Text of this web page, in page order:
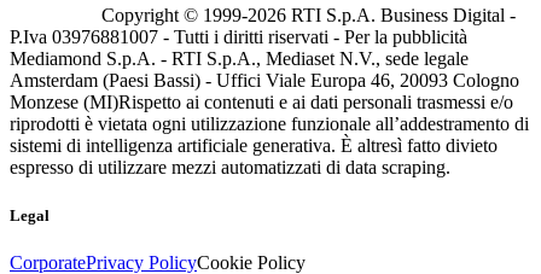
Copyright © 1999-2026 RTI S.p.A. Business Digital -
P.Iva 03976881007 - Tutti i diritti riservati - Per la pubblicità
Mediamond S.p.A. - RTI S.p.A., Mediaset N.V., sede legale
Amsterdam (Paesi Bassi) - Uffici Viale Europa 46, 20093 Cologno
Monzese (MI)Rispetto ai contenuti e ai dati personali trasmessi e/o
riprodotti è vietata ogni utilizzazione funzionale all’addestramento di
sistemi di intelligenza artificiale generativa. È altresì fatto divieto
espresso di utilizzare mezzi automatizzati di data scraping.
Legal
CorporatePrivacy PolicyCookie Policy